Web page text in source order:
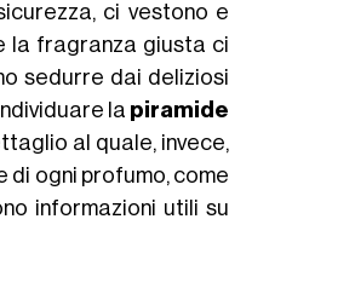
ci vestono e
la fragranza giusta ci
sedurre dai deliziosi
la piramide
al quale, invece,
di ogni profumo, come
informazioni utili su